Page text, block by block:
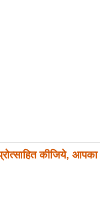
कीजिये, आपका